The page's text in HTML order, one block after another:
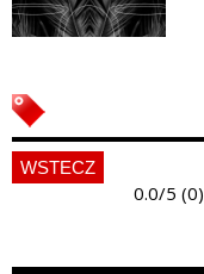
WSTECZ
0.0/5 (0)